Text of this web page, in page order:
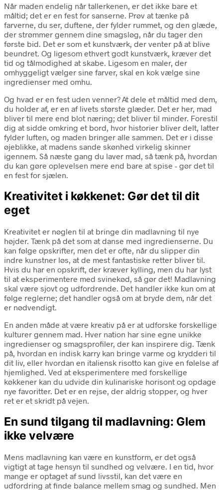
Når maden endelig når tallerkenen, er det ikke bare et
måltid; det er en fest for sanserne. Prøv at tænke på
farverne, du ser, duftene, der fylder rummet, og den glæde,
der strømmer gennem dine smagsløg, når du tager den
første bid. Det er som et kunstværk, der venter på at blive
beundret. Og ligesom ethvert godt kunstværk, kræver det
tid og tålmodighed at skabe. Ligesom en maler, der
omhyggeligt vælger sine farver, skal en kok vælge sine
ingredienser med omhu.
Og hvad er en fest uden venner? At dele et måltid med dem,
du holder af, er en af livets største glæder. Det er her, mad
bliver til mere end blot næring; det bliver til minder. Forestil
dig at sidde omkring et bord, hvor historier bliver delt, latter
fylder luften, og maden bringer alle sammen. Det er i disse
øjeblikke, at madens sande skønhed virkelig skinner
igennem. Så næste gang du laver mad, så tænk på, hvordan
du kan gøre oplevelsen mere end bare at spise - gør det til
en fest for sjælen.
Kreativitet i køkkenet: Gør det til dit
eget
Kreativitet er nøglen til at bringe din madlavning til nye
højder. Tænk på det som at danse med ingredienserne. Du
kan følge opskrifter, men det er ofte, når du slipper din
indre kunstner løs, at de mest fantastiske retter bliver til.
Hvis du har en opskrift, der kræver kylling, men du har lyst
til at eksperimentere med svinekød, så gør det! Madlavning
skal være sjovt og udfordrende. Det handler ikke kun om at
følge reglerne; det handler også om at bryde dem, når det
er nødvendigt.
En anden måde at være kreativ på er at udforske forskellige
kulturer gennem mad. Hver nation har sine egne unikke
ingredienser og smagsprofiler, der kan inspirere dig. Tænk
på, hvordan en indisk karry kan bringe varme og krydderi til
dit liv, eller hvordan en italiensk risotto kan give en følelse af
hjemlighed. Ved at eksperimentere med forskellige
køkkener kan du udvide din kulinariske horisont og opdage
nye favoritter. Det er en rejse, der aldrig stopper, og hver
ret er et skridt på vejen.
En sund tilgang til madlavning: Glem
ikke velvære
Mens madlavning kan være en kunstform, er det også
vigtigt at tage hensyn til sundhed og velvære. I en tid, hvor
mange er optaget af sund livsstil, kan det være en
udfordring at finde balance mellem smag og sundhed. Men